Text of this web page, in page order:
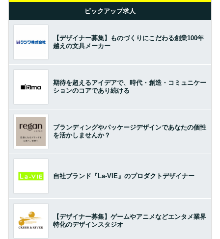
ピックアップ求人
【デザイナー募集】ものづくりにこだわる創業100年
越えの文具メーカー
期待を超えるアイデアで、時代・創造・コミュニケー
ションのコアであり続ける
ブランディングやパッケージデザインであなたの個性
を活かしませんか？
自社ブランド『La-VIE』のプロダクトデザイナー
【デザイナー募集】ゲームやアニメなどエンタメ業界
特化のデザインスタジオ